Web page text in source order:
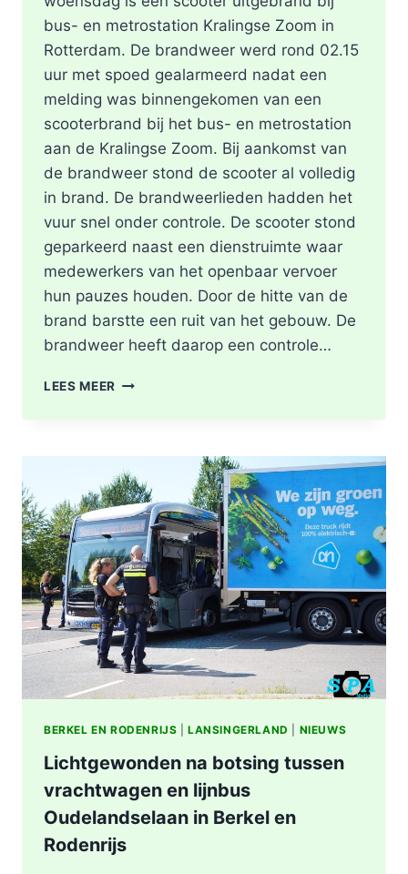
bus- en metrostation Kralingse Zoom in
Rotterdam. De brandweer werd rond 02.15
uur met spoed gealarmeerd nadat een
melding was binnengekomen van een
scooterbrand bij het bus- en metrostation
aan de Kralingse Zoom. Bij aankomst van
de brandweer stond de scooter al volledig
in brand. De brandweerlieden hadden het
vuur snel onder controle. De scooter stond
geparkeerd naast een dienstruimte waar
medewerkers van het openbaar vervoer
hun pauzes houden. Door de hitte van de
brand barstte een ruit van het gebouw. De
brandweer heeft daarop een controle…
LEES MEER SCOOTER
STATION
KRALINGSE
ZOOM
IN
ROTTERDAM
BERKEL EN RODENRIJS |LANSINGERLAND NIEUWS
Lichtgewonden na botsing tussen
vrachtwagen en lijnbus
Oudelandselaan in Berkel en
Rodenrijs